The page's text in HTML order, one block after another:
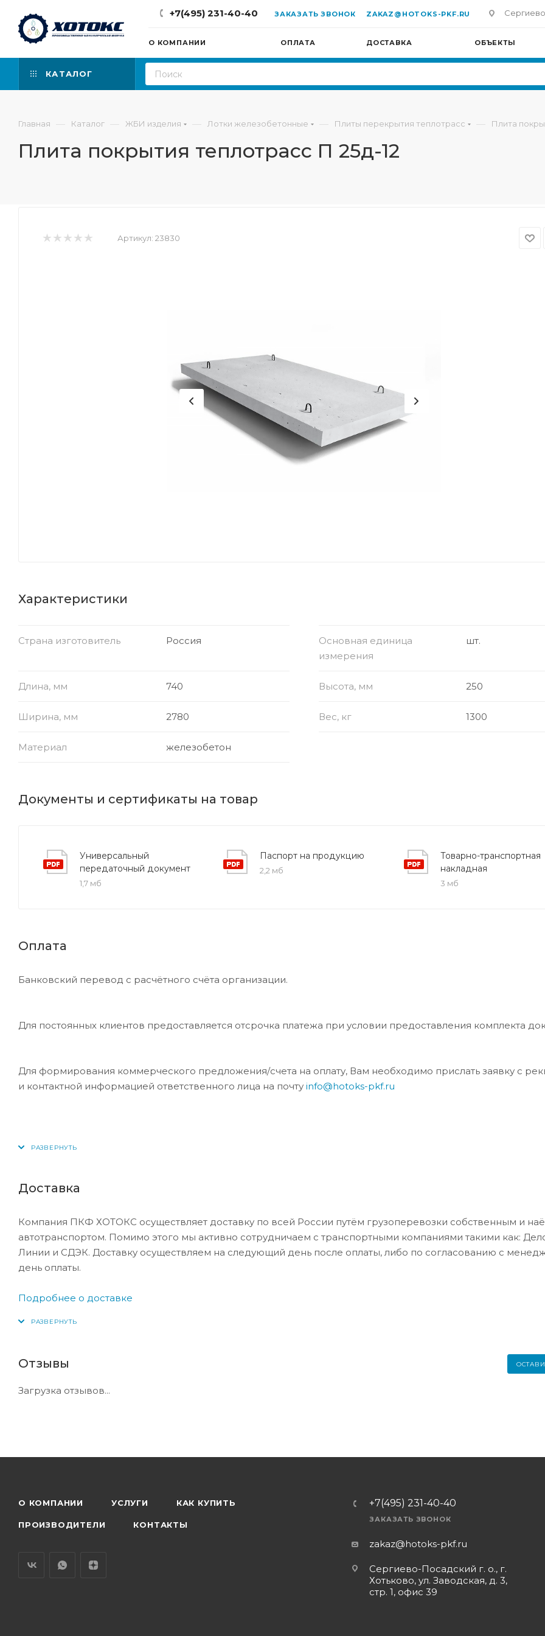
+7(495) 231-40-40 ЗАКАЗАТЬ ЗВОНОК ZAKAZ@HOTOKS-PKF.RU
О КОМПАНИИ ОПЛАТА ДОСТАВКА ОБЪЕКТЫ
КАТАЛОГ
Главная — Каталог — ЖБИ изделия — Лотки железобетонные — Плиты перекрытия теплотрасс — Плита
Плита покрытия теплотрасс П 25д-12
Артикул: 23830
Характеристики
Страна изготовитель Россия
Основная единица
измерения
шт.
Длина, мм 740 Высота, мм 250
Ширина, мм 2780 Вес, кг 1300
Материал железобетон
Документы и сертификаты на товар
Универсальный
передаточный документ
1,7 мб
Паспорт на продукцию
2,2 мб
Товарно-транспортная
накладная
3 мб
Оплата
Банковский перевод с расчётного счёта организации.
Для постоянных клиентов предоставляется отсрочка платежа при условии предоставления комплекта
Для формирования коммерческого предложения/счета на оплату, Вам необходимо прислать заявку с
и контактной информацией ответственного лица на почту info@hotoks-pkf.ru
Доставка
Компания ПКФ ХОТОКС осуществляет доставку по всей России путём грузоперевозки собственным и
автотранспортом. Помимо этого мы активно сотрудничаем с транспортными компаниями такими как:
Линии и СДЭК. Доставку осуществляем на следующий день после оплаты, либо по согласованию с
день оплаты.
Подробнее о доставке
Отзывы
Загрузка отзывов...
О КОМПАНИИ УСЛУГИ КАК КУПИТЬ
ПРОИЗВОДИТЕЛИ КОНТАКТЫ
+7(495) 231-40-40
ЗАКАЗАТЬ ЗВОНОК
zakaz@hotoks-pkf.ru
Сергиево-Посадский г. о., г.
Хотьково, ул. Заводская, д. 3,
стр. 1, офис 39